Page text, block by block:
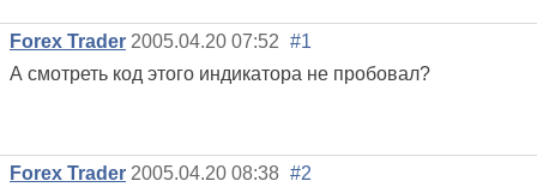
Forex Trader 2005.04.20 07:52 #1
А смотреть код этого индикатора не пробовал?
Forex Trader 2005.04.20 08:38 #2